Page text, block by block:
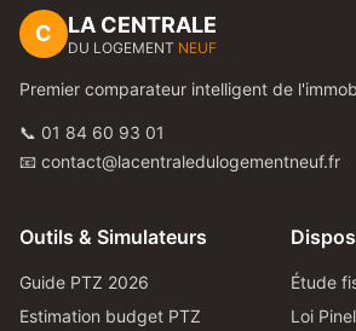
C LA CENTRALE
DU LOGEMENT NEUF
Premier comparateur intelligent de
📞 01 84 60 93 01
📧 contact@lacentraledulogementneuf.fr
Outils & Simulateurs
Guide PTZ 2026
Estimation budget PTZ
Étude
Loi Pinel